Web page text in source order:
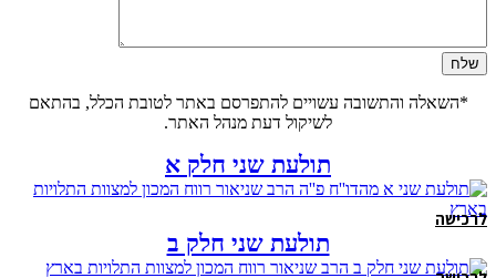
*השאלה והתשובה עשויים להתפרסם באתר לטובת הכלל, בהתאם
לשיקול דעת מנהל האתר.
תולעת שני חלק א
לרכישה
תולעת שני חלק ב